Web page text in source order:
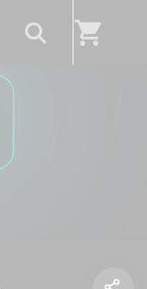
shopping_cart